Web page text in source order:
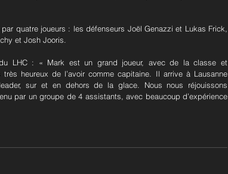
quatre joueurs : les défenseurs Joël Genazzi et Lukas Frick,
et Josh Jooris.
LHC : « Mark est un grand joueur, avec de la classe et
très heureux de l’avoir comme capitaine. Il arrive à Lausanne
sur et en dehors de la glace. Nous nous réjouissons
par un groupe de 4 assistants, avec beaucoup d’expérience